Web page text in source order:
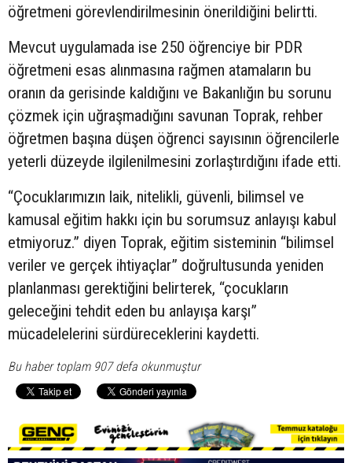
öğretmeni görevlendirilmesinin önerildiğini belirtti.
Mevcut uygulamada ise 250 öğrenciye bir PDR
öğretmeni esas alınmasına rağmen atamaların bu
oranın da gerisinde kaldığını ve Bakanlığın bu sorunu
çözmek için uğraşmadığını savunan Toprak, rehber
öğretmen başına düşen öğrenci sayısının öğrencilerle
yeterli düzeyde ilgilenilmesini zorlaştırdığını ifade etti.
“Çocuklarımızın laik, nitelikli, güvenli, bilimsel ve
kamusal eğitim hakkı için bu sorumsuz anlayışı kabul
etmiyoruz.” diyen Toprak, eğitim sisteminin “bilimsel
veriler ve gerçek ihtiyaçlar” doğrultusunda yeniden
planlanması gerektiğini belirterek, “çocukların
geleceğini tehdit eden bu anlayışa karşı”
mücadelelerini sürdüreceklerini kaydetti.
Bu haber toplam 907 defa okunmuştur